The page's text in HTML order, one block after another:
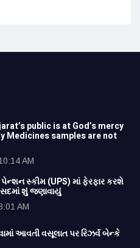
public is at God’s mercy
Medicines samples are not
AM
સ્કીમ (UPS) માં ફેરફાર કરશે
શું જણાવાયું
AM
આવતી વસૂલાત પર રિઝર્વ બેન્કે